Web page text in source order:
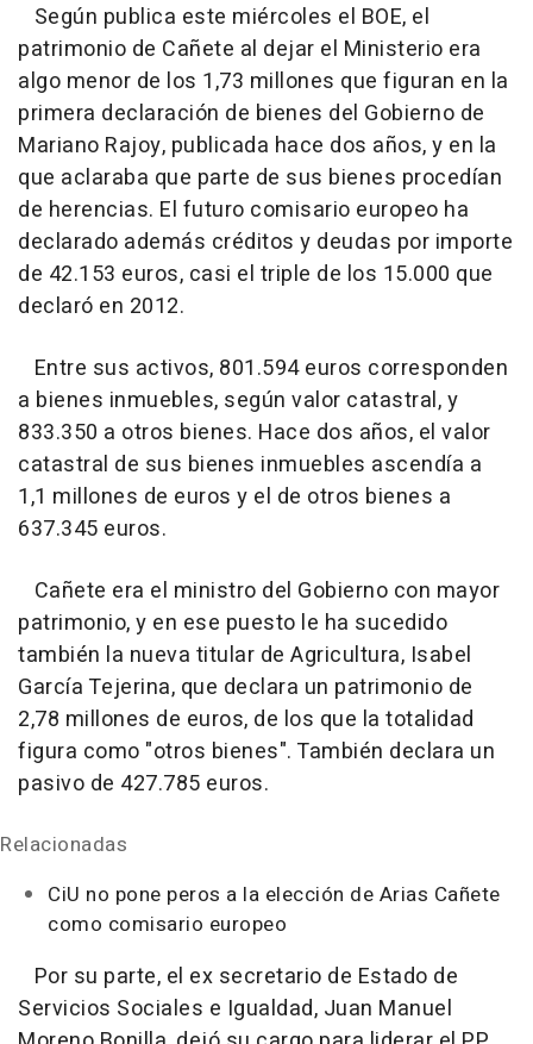
Según publica este miércoles el BOE, el
patrimonio de Cañete al dejar el Ministerio era
algo menor de los 1,73 millones que figuran en la
primera declaración de bienes del Gobierno de
Mariano Rajoy, publicada hace dos años, y en la
que aclaraba que parte de sus bienes procedían
de herencias. El futuro comisario europeo ha
declarado además créditos y deudas por importe
de 42.153 euros, casi el triple de los 15.000 que
declaró en 2012.
Entre sus activos, 801.594 euros corresponden
a bienes inmuebles, según valor catastral, y
833.350 a otros bienes. Hace dos años, el valor
catastral de sus bienes inmuebles ascendía a
1,1 millones de euros y el de otros bienes a
637.345 euros.
Cañete era el ministro del Gobierno con mayor
patrimonio, y en ese puesto le ha sucedido
también la nueva titular de Agricultura, Isabel
García Tejerina, que declara un patrimonio de
2,78 millones de euros, de los que la totalidad
figura como "otros bienes". También declara un
pasivo de 427.785 euros.
Relacionadas
CiU no pone peros a la elección de Arias Cañete
como comisario europeo
Por su parte, el ex secretario de Estado de
Servicios Sociales e Igualdad, Juan Manuel